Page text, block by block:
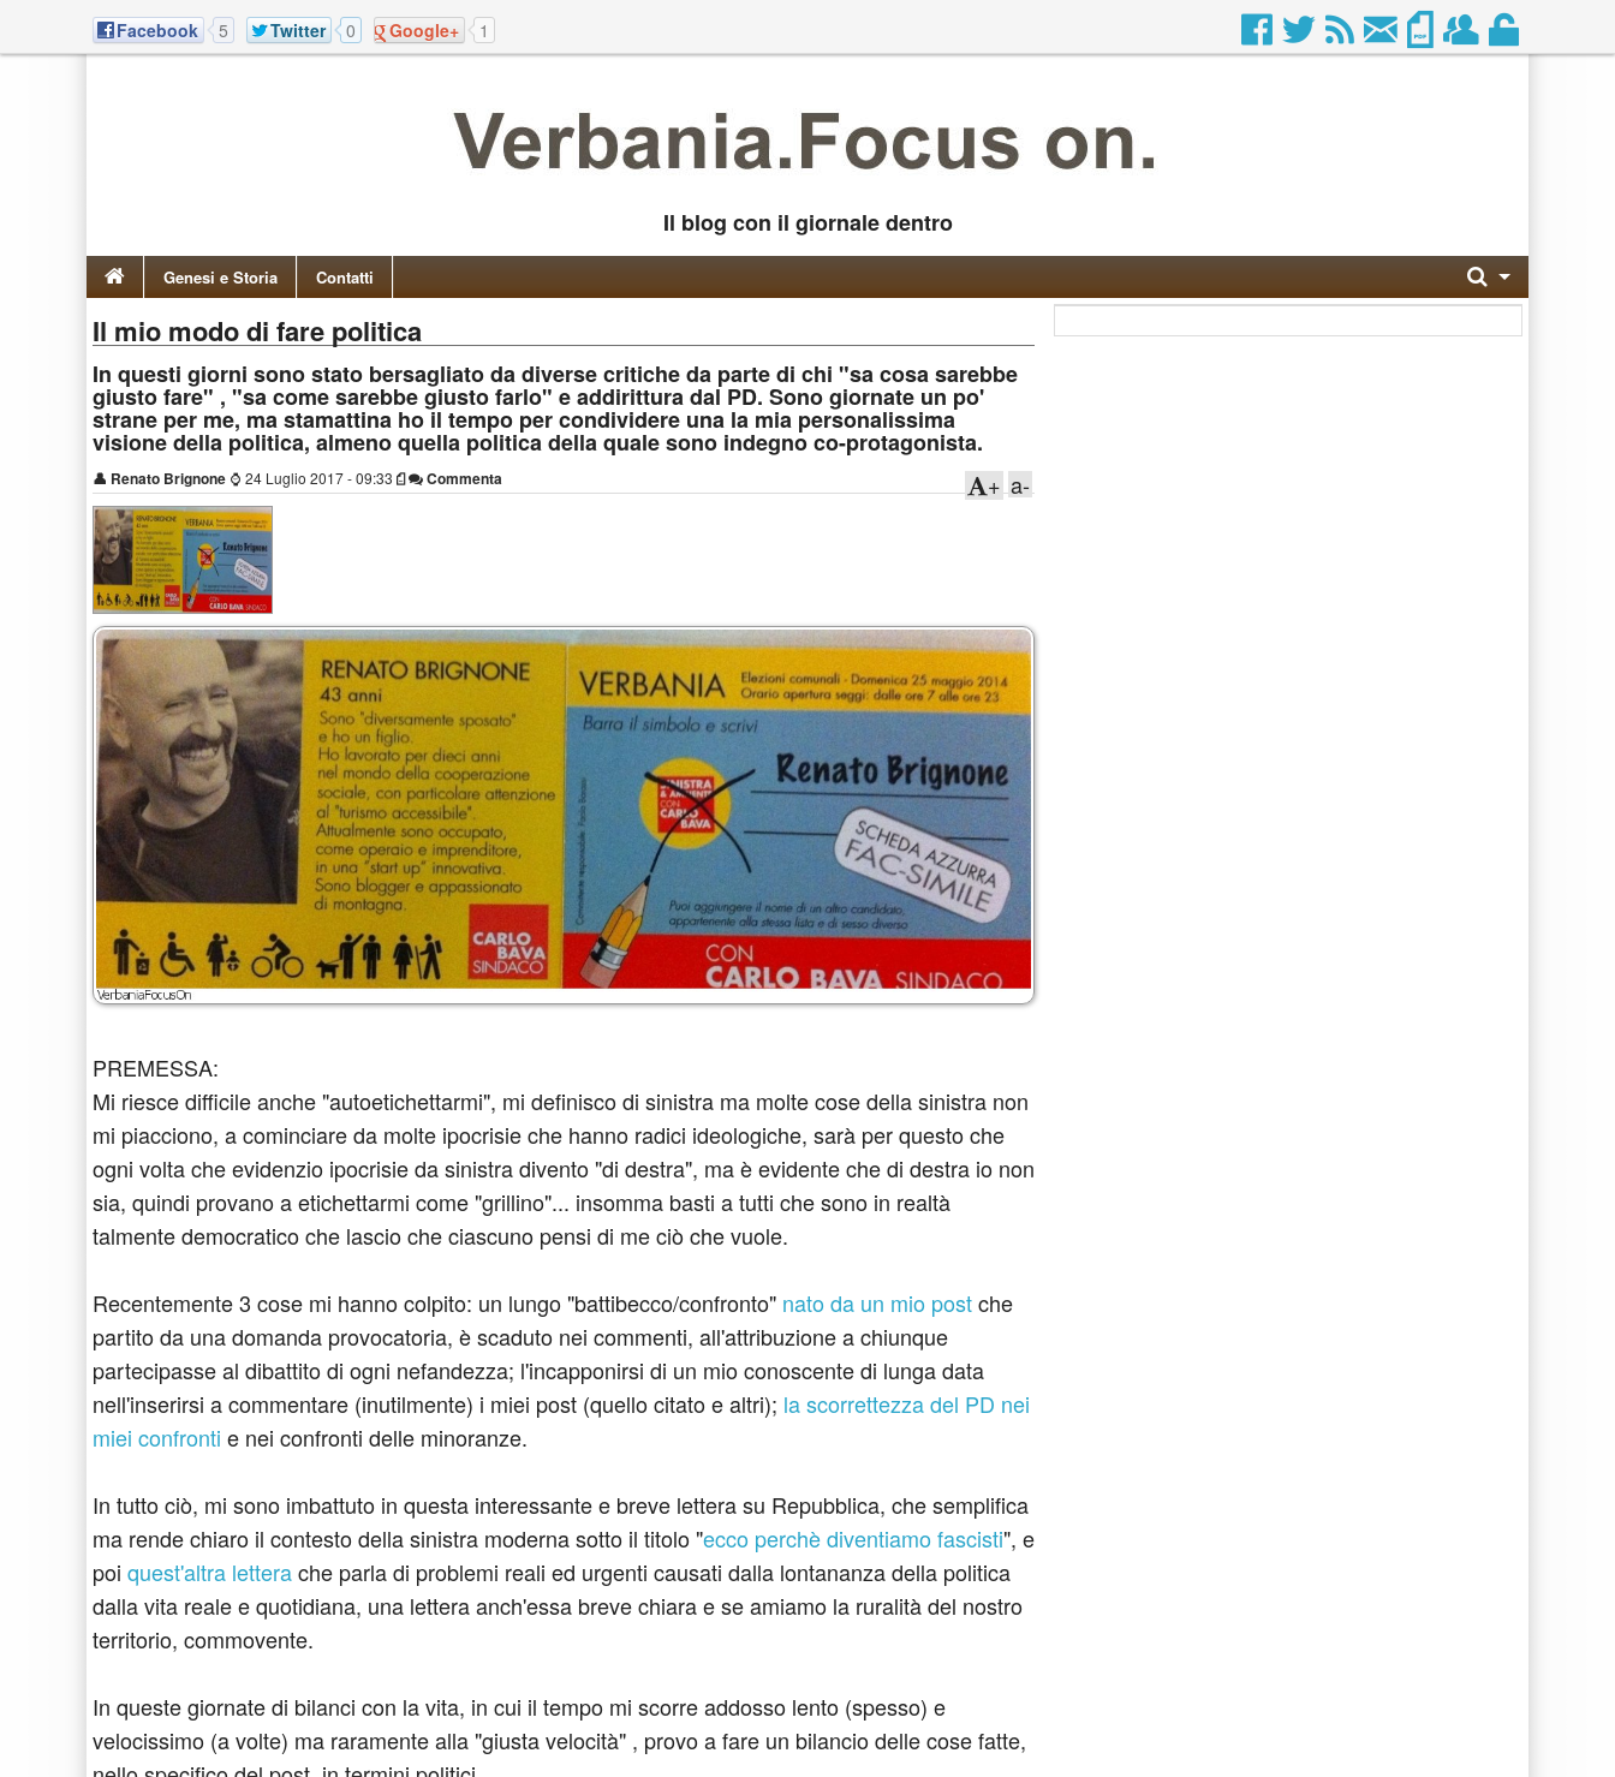
Facebook 5 Twitter 0 Google+ 1
Il blog con il giornale dentro
Genesi e Storia Contatti
Il mio modo di fare politica
In questi giorni sono stato bersagliato da diverse critiche da parte di chi "sa cosa sarebbe
giusto fare" , "sa come sarebbe giusto farlo" e addirittura dal PD. Sono giornate un po'
strane per me, ma stamattina ho il tempo per condividere una la mia personalissima
visione della politica, almeno quella politica della quale sono indegno co-protagonista.
👤 Renato Brignone ⌚ 24 Luglio 2017 - 09:33 Commenta a-
+
PREMESSA:
Mi riesce difficile anche "autoetichettarmi", mi definisco di sinistra ma molte cose della sinistra non
mi piacciono, a cominciare da molte ipocrisie che hanno radici ideologiche, sarà per questo che
ogni volta che evidenzio ipocrisie da sinistra divento "di destra", ma è evidente che di destra io non
sia, quindi provano a etichettarmi come "grillino"... insomma basti a tutti che sono in realtà
talmente democratico che lascio che ciascuno pensi di me ciò che vuole.
Recentemente 3 cose mi hanno colpito: un lungo "battibecco/confronto" nato da un mio postche
partito da una domanda provocatoria, è scaduto nei commenti, all'attribuzione a chiunque
partecipasse al dibattito di ogni nefandezza; l'incapponirsi di un mio conoscente di lunga data
nell'inserirsi a commentare (inutilmente) i miei post (quello citato e altri); la scorrettezza del PD nei
miei confronti e nei confronti delle minoranze.
In tutto ciò, mi sono imbattuto in questa interessante e breve lettera su Repubblica, che semplifica
ma rende chiaro il contesto della sinistra moderna sotto il titolo "ecco perchè diventiamo fascisti", e
poi quest'altra letterache parla di problemi reali ed urgenti causati dalla lontananza della politica
dalla vita reale e quotidiana, una lettera anch'essa breve chiara e se amiamo la ruralità del nostro
territorio, commovente.
In queste giornate di bilanci con la vita, in cui il tempo mi scorre addosso lento (spesso) e
velocissimo (a volte) ma raramente alla "giusta velocità" , provo a fare un bilancio delle cose fatte,